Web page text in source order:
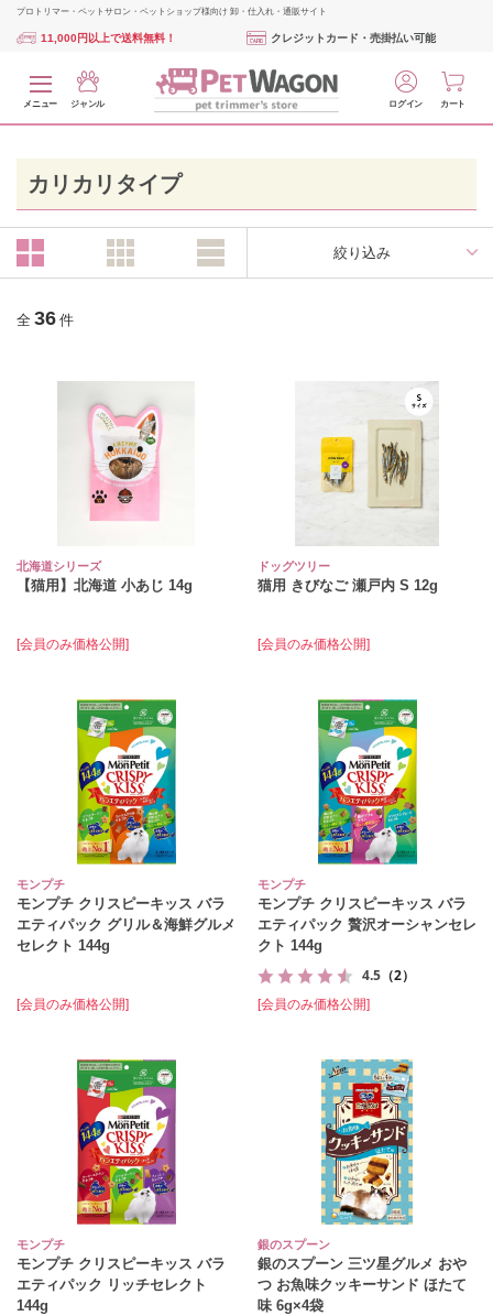
プロトリマー・ペットサロン・ペットショップ様向け 卸・仕入れ・通販サイト
11,000円以上で送料無料！ クレジットカード・売掛払い可能
メニュー ジャンル ログイン カート
カリカリタイプ
絞り込み
全 36 件
北海道シリーズ
【猫用】北海道 小あじ 14g
[会員のみ価格公開]
ドッグツリー
猫用 きびなご 瀬戸内 S 12g
[会員のみ価格公開]
モンプチ
モンプチ クリスピーキッス バラ
エティパック グリル＆海鮮グルメ
セレクト 144g
[会員のみ価格公開]
モンプチ
モンプチ クリスピーキッス バラ
エティパック 贅沢オーシャンセレ
クト 144g
4.5 （2）
[会員のみ価格公開]
モンプチ
モンプチ クリスピーキッス バラ
エティパック リッチセレクト
144g
銀のスプーン
銀のスプーン 三ツ星グルメ おや
つ お魚味クッキーサンド ほたて
味 6g×4袋